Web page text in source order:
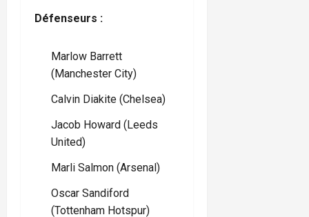
Défenseurs :
Marlow Barrett
(Manchester City)
Calvin Diakite (Chelsea)
Jacob Howard (Leeds
United)
Marli Salmon (Arsenal)
Oscar Sandiford
(Tottenham Hotspur)